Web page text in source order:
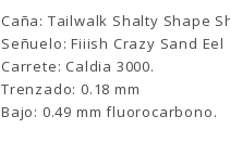
Caña: Tailwalk Shalty Shape
Señuelo: Fiiish Crazy Sand
Carrete: Caldia 3000.
Trenzado: 0.18 mm
Bajo: 0.49 mm fluorocarbono.